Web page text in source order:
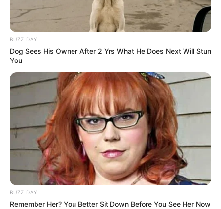
BUZZ DAY
Dog Sees His Owner After 2 Yrs What He Does Next Will Stun
You
BUZZ DAY
Remember Her? You Better Sit Down Before You See Her Now